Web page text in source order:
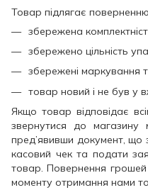
Товар підлягає
збережена
збережено цільність
збережені маркування
товар новий і не був у
Якщо товар відповідає
звернутися до магазину
пред’явивши документ, що
касовий чек та подати
товар. Повернення
моменту отримання нами